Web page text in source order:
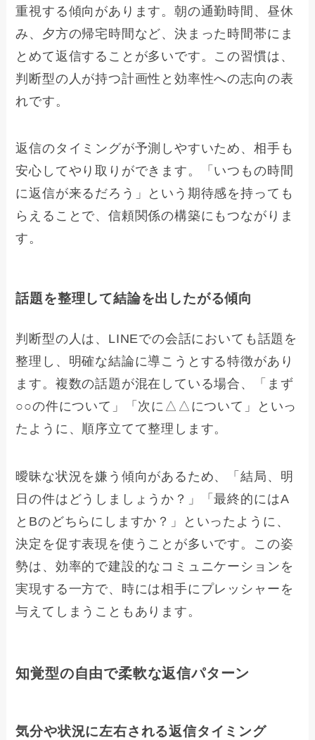
重視する傾向があります。朝の通勤時間、昼休
み、夕方の帰宅時間など、決まった時間帯にま
とめて返信することが多いです。この習慣は、
判断型の人が持つ計画性と効率性への志向の表
れです。
返信のタイミングが予測しやすいため、相手も
安心してやり取りができます。「いつもの時間
に返信が来るだろう」という期待感を持っても
らえることで、信頼関係の構築にもつながりま
す。
話題を整理して結論を出したがる傾向
判断型の人は、LINEでの会話においても話題を
整理し、明確な結論に導こうとする特徴があり
ます。複数の話題が混在している場合、「まず
○○の件について」「次に△△について」といっ
たように、順序立てて整理します。
曖昧な状況を嫌う傾向があるため、「結局、明
日の件はどうしましょうか？」「最終的にはA
とBのどちらにしますか？」といったように、
決定を促す表現を使うことが多いです。この姿
勢は、効率的で建設的なコミュニケーションを
実現する一方で、時には相手にプレッシャーを
与えてしまうこともあります。
知覚型の自由で柔軟な返信パターン
気分や状況に左右される返信タイミング